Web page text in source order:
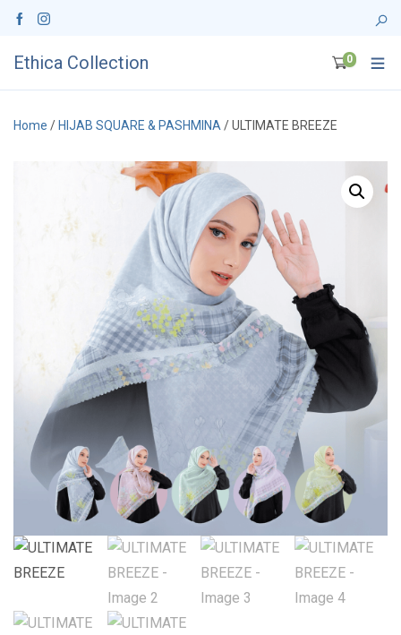
Ethica Collection 0
Home / HIJAB SQUARE & PASHMINA / ULTIMATE BREEZE